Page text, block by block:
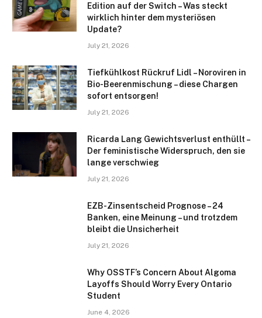
Edition auf der Switch – Was steckt
wirklich hinter dem mysteriösen
Update?
July 21, 2026
Tiefkühlkost Rückruf Lidl – Noroviren in
Bio-Beerenmischung – diese Chargen
sofort entsorgen!
July 21, 2026
Ricarda Lang Gewichtsverlust enthüllt –
Der feministische Widerspruch, den sie
lange verschwieg
July 21, 2026
EZB-Zinsentscheid Prognose – 24
Banken, eine Meinung – und trotzdem
bleibt die Unsicherheit
July 21, 2026
Why OSSTF’s Concern About Algoma
Layoffs Should Worry Every Ontario
Student
June 4, 2026